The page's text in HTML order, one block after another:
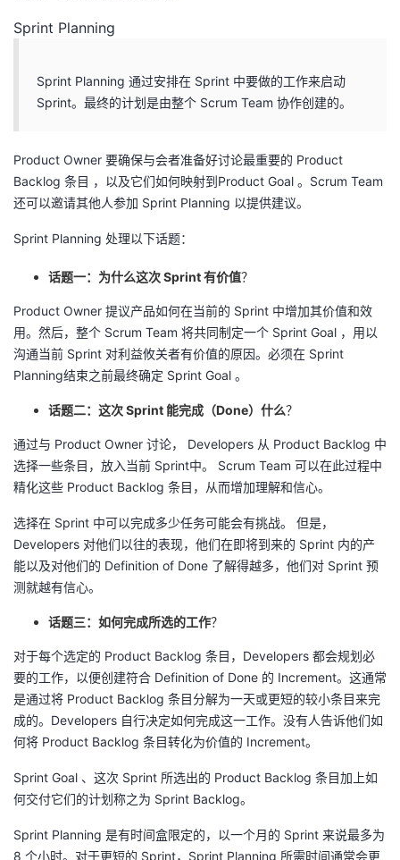
Sprint Planning
Sprint Planning 通过安排在 Sprint 中要做的工作来启动
Sprint。最终的计划是由整个 Scrum Team 协作创建的。
Product Owner 要确保与会者准备好讨论最重要的 Product
Backlog 条目 ，以及它们如何映射到Product Goal 。Scrum Team
还可以邀请其他人参加 Sprint Planning 以提供建议。
Sprint Planning 处理以下话题：
话题一：为什么这次 Sprint 有价值？
Product Owner 提议产品如何在当前的 Sprint 中增加其价值和效
用。然后，整个 Scrum Team 将共同制定一个 Sprint Goal ，用以
沟通当前 Sprint 对利益攸关者有价值的原因。必须在 Sprint
Planning结束之前最终确定 Sprint Goal 。
话题二：这次 Sprint 能完成（Done）什么？
通过与 Product Owner 讨论， Developers 从 Product Backlog 中
选择一些条目，放入当前 Sprint中。 Scrum Team 可以在此过程中
精化这些 Product Backlog 条目，从而增加理解和信心。
选择在 Sprint 中可以完成多少任务可能会有挑战。 但是，
Developers 对他们以往的表现，他们在即将到来的 Sprint 内的产
能以及对他们的 Definition of Done 了解得越多，他们对 Sprint 预
测就越有信心。
话题三：如何完成所选的工作？
对于每个选定的 Product Backlog 条目，Developers 都会规划必
要的工作，以便创建符合 Definition of Done 的 Increment。这通常
是通过将 Product Backlog 条目分解为一天或更短的较小条目来完
成的。Developers 自行决定如何完成这一工作。没有人告诉他们如
何将 Product Backlog 条目转化为价值的 Increment。
Sprint Goal 、这次 Sprint 所选出的 Product Backlog 条目加上如
何交付它们的计划称之为 Sprint Backlog。
Sprint Planning 是有时间盒限定的，以一个月的 Sprint 来说最多为
8 个小时。对于更短的 Sprint，Sprint Planning 所需时间通常会更